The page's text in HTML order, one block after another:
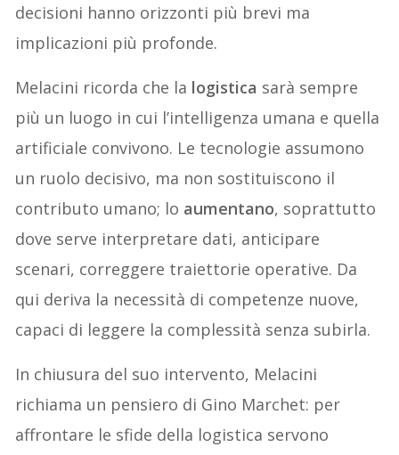
decisioni hanno orizzonti più brevi ma
implicazioni più profonde.
Melacini ricorda che la logistica sarà sempre
più un luogo in cui l’intelligenza umana e quella
artificiale convivono. Le tecnologie assumono
un ruolo decisivo, ma non sostituiscono il
contributo umano; lo aumentano, soprattutto
dove serve interpretare dati, anticipare
scenari, correggere traiettorie operative. Da
qui deriva la necessità di competenze nuove,
capaci di leggere la complessità senza subirla.
In chiusura del suo intervento, Melacini
richiama un pensiero di Gino Marchet: per
affrontare le sfide della logistica servono